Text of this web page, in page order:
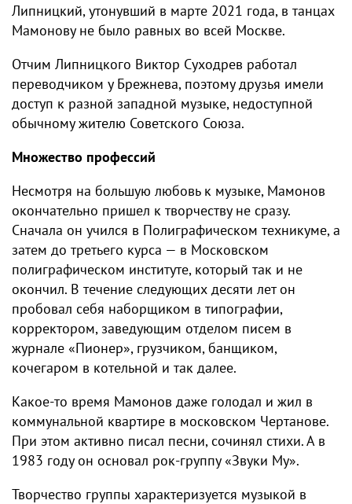
Липницкий, утонувший в марте 2021 года, в танцах
Мамонову не было равных во всей Москве.
Отчим Липницкого Виктор Суходрев работал
переводчиком у Брежнева, поэтому друзья имели
доступ к разной западной музыке, недоступной
обычному жителю Советского Союза.
Множество профессий
Несмотря на большую любовь к музыке, Мамонов
окончательно пришел к творчеству не сразу.
Сначала он учился в Полиграфическом техникуме, а
затем до третьего курса — в Московском
полиграфическом институте, который так и не
окончил. В течение следующих десяти лет он
пробовал себя наборщиком в типографии,
корректором, заведующим отделом писем в
журнале «Пионер», грузчиком, банщиком,
кочегаром в котельной и так далее.
Какое-то время Мамонов даже голодал и жил в
коммунальной квартире в московском Чертанове.
При этом активно писал песни, сочинял стихи. А в
1983 году он основал рок-группу «Звуки Му».
Творчество группы характеризуется музыкой в